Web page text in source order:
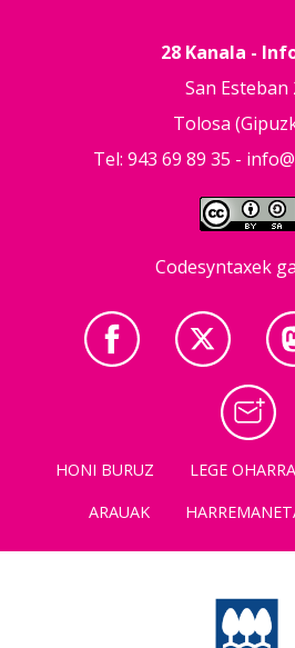
28 Kanala -
San Esteban
Tolosa
Tel: 943 69 89 35 -
Codesyntaxek
HONI BURUZ LEGE OHARRA
ARAUAK